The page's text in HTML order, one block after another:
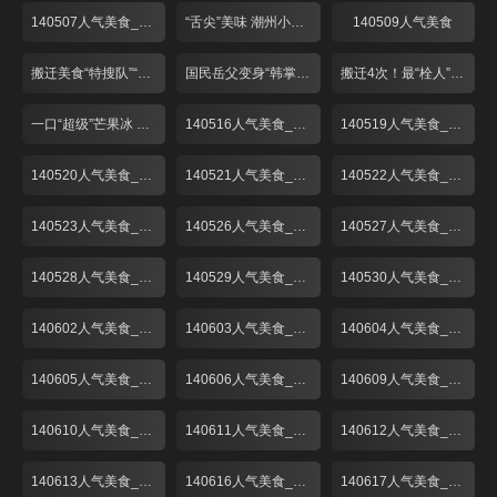
140507人气美食_001 “舌尖”美味 潮州小吃煎蚝烙 140509人气美食
搬迁美食“特搜队”“弄堂馄饨”再登场！ 国民岳父变身“韩掌柜” “粉丝”捧场菜名怪 搬迁4次！最“栓人”的生煎包！
一口“超级”芒果冰 一秒心情变夏天！ 140516人气美食_001 140519人气美食_001
140520人气美食_001 140521人气美食_001 140522人气美食_001
140523人气美食_001 140526人气美食_001 140527人气美食_001
140528人气美食_001 140529人气美食_001 140530人气美食_001
140602人气美食_001 140603人气美食_001 140604人气美食_001
140605人气美食_001 140606人气美食_001 140609人气美食_001
140610人气美食_001 140611人气美食_001 140612人气美食_001
140613人气美食_001 140616人气美食_001 140617人气美食_001